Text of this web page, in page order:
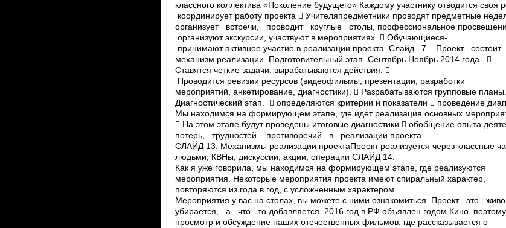
классного коллектива «Поколение будущего» Каждому участнику отводится своя
координирует работу проекта  Учителя­предметники­ проводят предметные
организует встречи, проводит круглые столы, профессиональное
организуют экскурсии, участвуют в мероприятиях.  Обучающиеся­
принимают активное участие в реализации проекта. Слайд 7. Проект
механизм реализации Подготовительный этап. Сентябрь­ Ноябрь 2014 года 
Ставятся четкие задачи, вырабатываются действия. 
Проводится ревизии ресурсов (видеофильмы, презентации, разработки
мероприятий, анкетирование, диагностики).  Разрабатываются групповые
Диагностический этап.  определяются критерии и показатели  проведение
Мы находимся на формирующем этапе, где идет реализация основных
 На этом этапе будут проведены итоговые диагностики  обобщение опыта
потерь, трудностей, противоречий в реализации проекта
СЛАЙД 13. Механизмы реализации проектаПроект реализуется через классные
людьми, КВНы, дискуссии, акции, операции СЛАЙД 14.
Как я уже говорила, мы находимся на формирующем этапе, где реализуются
мероприятия. Некоторые мероприятия проекта имеют спиральный характер,
повторяются из года в год, с усложненным характером.
Мероприятия у вас на столах, вы можете с ними ознакомиться. Проект­ это
убирается, а что­ то добавляется. 2016 год в РФ объявлен годом Кино,
просмотр и обсуждение наших отечественных фильмов, где рассказывается о